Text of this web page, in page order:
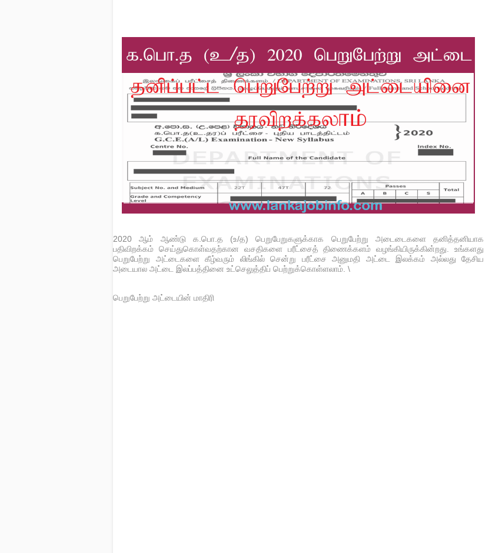
2020 ஆம் ஆண்டு க.பொ.த (உ/த) பெறுபேறுகளுக்காக பெறுபேற்று அடைடைகளை தனித்தனியாக
பதிவிறக்கம் செய்துகொள்வதற்கான வசதிகளை பரீட்சைத் திணைக்களம் வழங்கியிருக்கின்றது. உங்களது
பெறுபேற்று அட்டைகளை கீழ்வரும் லிங்கில் சென்று பரீட்சை அனுமதி அட்டை இலக்கம் அல்லது தேசிய
அடையால அட்டை இலப்பத்தினை உட்செலுத்திப் பெற்றுக்கொள்ளலாம். \
பெறுபேற்று அட்டையின் மாதிரி